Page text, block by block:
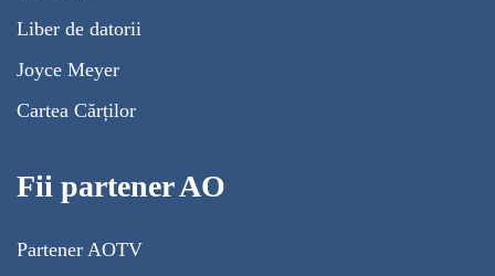
Liber de datorii
Joyce Meyer
Cartea Cărților
Fii partener AO
Partener AOTV